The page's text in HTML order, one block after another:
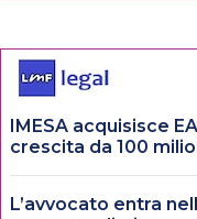
IMESA acquisisce
crescita da 100
L’avvocato entra